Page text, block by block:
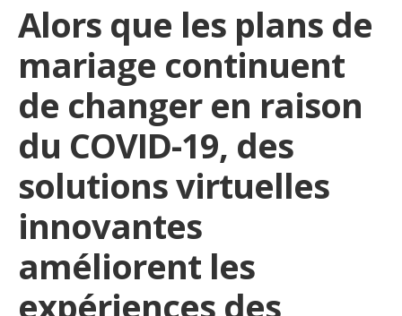
Alors que les plans de
mariage continuent
de changer en raison
du COVID-19, des
solutions virtuelles
innovantes
améliorent les
expériences des